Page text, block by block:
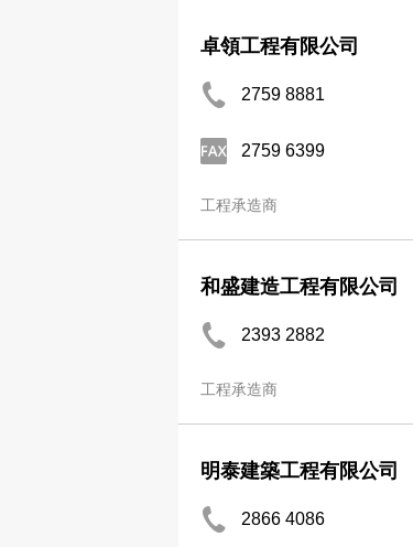
卓領工程有限公司
2759 8881
2759 6399
工程承造商
和盛建造工程有限公司
2393 2882
工程承造商
明泰建築工程有限公司
2866 4086